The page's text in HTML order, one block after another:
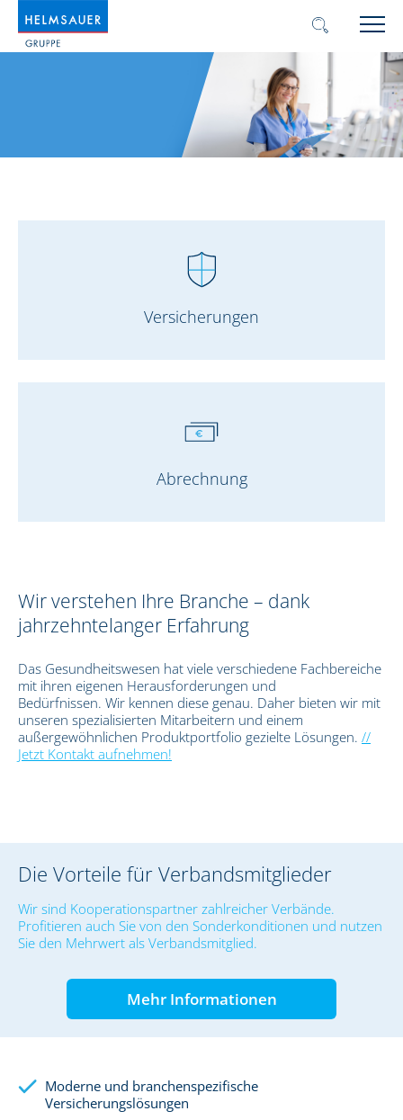
Versicherungen
Abrechnung
Wir verstehen Ihre Branche – dank
jahrzehntelanger Erfahrung
Das Gesundheitswesen hat viele verschiedene Fachbereiche
mit ihren eigenen Herausforderungen und
Bedürfnissen. Wir kennen diese genau. Daher bieten wir mit
unseren spezialisierten Mitarbeitern und einem
außergewöhnlichen Produktportfolio gezielte Lösungen. //
Jetzt Kontakt aufnehmen!
Die Vorteile für Verbandsmitglieder
Wir sind Kooperationspartner zahlreicher Verbände.
Profitieren auch Sie von den Sonderkonditionen und nutzen
Sie den Mehrwert als Verbandsmitglied.
Mehr Informationen
Moderne und branchenspezifische
Versicherungslösungen